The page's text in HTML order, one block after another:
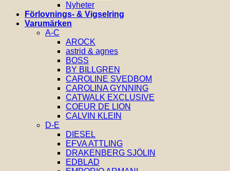
Nyheter
Förlovnings- & Vigselring
Varumärken
A-C
AROCK
astrid & agnes
BOSS
BY BILLGREN
CAROLINE SVEDBOM
CAROLINA GYNNING
CATWALK EXCLUSIVE
COEUR DE LION
CALVIN KLEIN
D-E
DIESEL
EFVA ATTLING
DRAKENBERG SJÖLIN
EDBLAD